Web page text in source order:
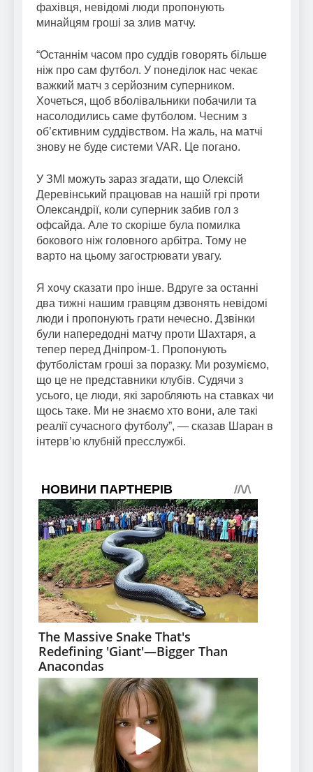
фахівця, невідомі люди пропонують
минайцям гроші за злив матчу.
“Останнім часом про суддів говорять більше
ніж про сам футбол. У понеділок нас чекає
важкий матч з серйозним суперником.
Хочеться, щоб вболівальники побачили та
насолодились саме футболом. Чесним з
об’єктивним суддівством. На жаль, на матчі
знову не буде системи VAR. Це погано.
У ЗМІ можуть зараз згадати, що Олексій
Деревінський працював на нашій грі проти
Олександрії, коли суперник забив гол з
офсайда. Але то скоріше була помилка
бокового ніж головного арбітра. Тому не
варто на цьому загострювати увагу.
Я хочу сказати про інше. Вдруге за останні
два тижні нашим гравцям дзвонять невідомі
люди і пропонують грати нечесно. Дзвінки
були напередодні матчу проти Шахтаря, а
тепер перед Дніпром-1. Пропонують
футболістам гроші за поразку. Ми розуміємо,
що це не представники клубів. Судячи з
усього, це люди, які заробляють на ставках чи
щось таке. Ми не знаємо хто вони, але такі
реалії сучасного футболу”, — сказав Шаран в
інтерв’ю клубній пресслужбі.